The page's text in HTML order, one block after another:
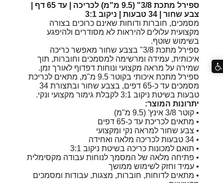
ספירל מתכת 3/8" (9.5 מ"מ) לכריכה | עד 65 דף |
צבע שחור | 34 טבעות | ניקוב 3:1
מסמכים, חוברות ודוחות שאינם כרוכים בצורה
מקצועית עלולים להיראות לא מסודרים ולהיפגע
בשימוש שוטף.
ספירל מתכת 3/8" בצבע שחור מאפשר כריכה
איכותית, עמידה ומרשימה למסמכים וחוברות, תוך
שמירה על מראה מקצועי ונוחות דפדוף לאורך זמן.
ספירל מתכת איכותי בקוטר 9.5 מ"מ, מתאים לכריכת
מסמכים עד כ-65 דפים, בצבע שחור ובתצורת 34
טבעות בשיטת ניקוב 3:1 לקבלת גימור מקצועי ונקי.
יתרונות המוצר:
• קוטר 3/8 אינץ' (9.5 מ"מ)
• מתאים לכריכת עד כ-65 דפים
• צבע שחור למראה נקי ומקצועי
• 34 טבעות לכריכה מלאה ואחידה
• תואם למכונות כריכה בשיטת ניקוב 3:1
• פתיחה מלאה של המסמך לנוחות עבודה מקסימלית
• עמיד וחזק לשימוש ממושך
• מתאים לדוחות, חוברות, מצגות, עבודות ומסמכים